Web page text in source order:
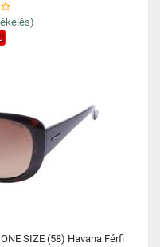
SIZE (58) Havana Férfi